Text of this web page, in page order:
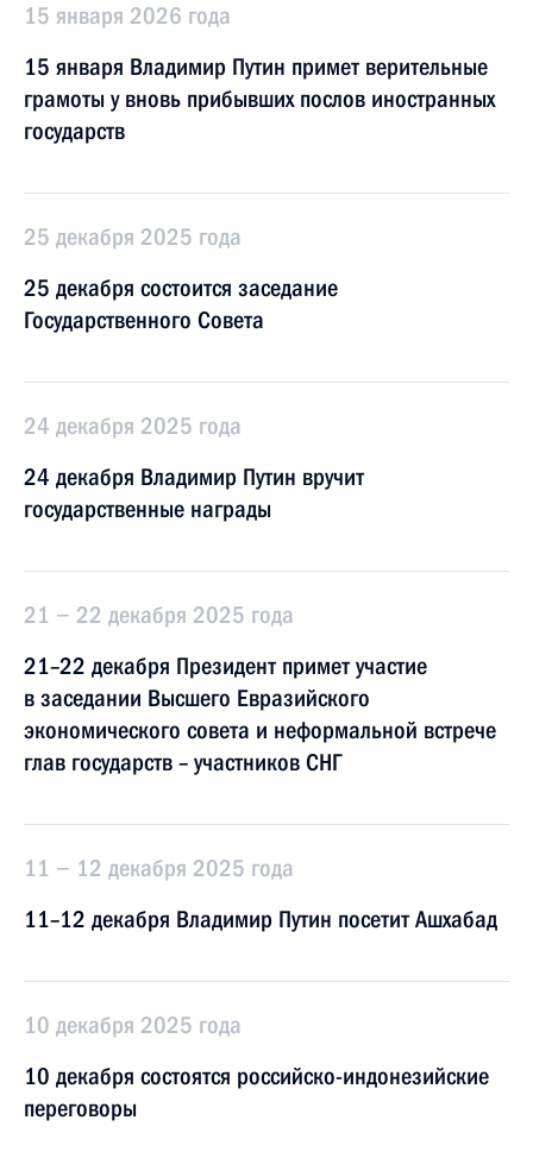
15 января 2026 года
15 января Владимир Путин примет верительные
грамоты у вновь прибывших послов иностранных
государств
25 декабря 2025 года
25 декабря состоится заседание
Государственного Совета
24 декабря 2025 года
24 декабря Владимир Путин вручит
государственные награды
21 − 22 декабря 2025 года
21–22 декабря Президент примет участие
в заседании Высшего Евразийского
экономического совета и неформальной встрече
глав государств – участников СНГ
11 − 12 декабря 2025 года
11–12 декабря Владимир Путин посетит Ашхабад
10 декабря 2025 года
10 декабря состоятся российско-индонезийские
переговоры